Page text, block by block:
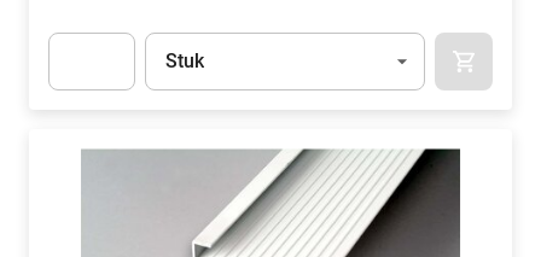
Eenheid
Stuk